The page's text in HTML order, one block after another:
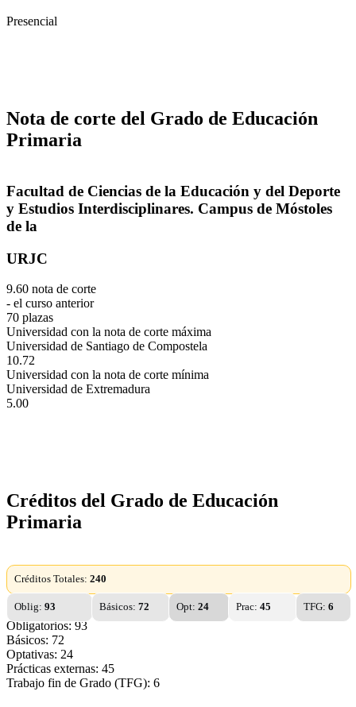
Presencial
Nota de corte del Grado de Educación
Primaria
Facultad de Ciencias de la Educación y del Deporte
y Estudios Interdisciplinares. Campus de Móstoles
de la
URJC
9.60 nota de corte
- el curso anterior
70 plazas
Universidad con la nota de corte máxima
Universidad de Santiago de Compostela
10.72
Universidad con la nota de corte mínima
Universidad de Extremadura
5.00
Créditos del Grado de Educación
Primaria
Créditos Totales: 240
Oblig: 93 Básicos: 72 Opt: 24 Prac:45 TFG:6
Obligatorios: 93
Básicos: 72
Optativas: 24
Prácticas externas: 45
Trabajo fin de Grado (TFG): 6